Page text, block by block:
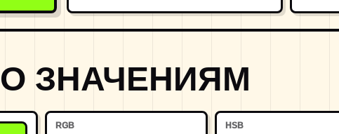
ЗНАЧЕНИЯМ
RGB HSB